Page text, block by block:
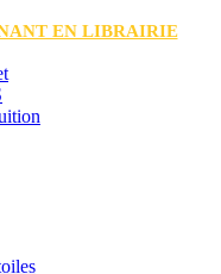
EN LIBRAIRIE